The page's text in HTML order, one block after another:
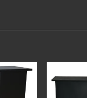
Ajouter